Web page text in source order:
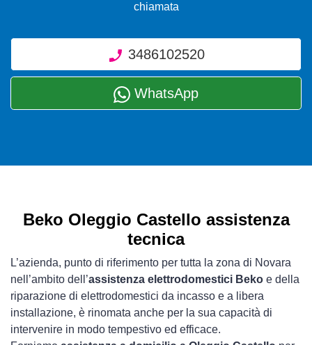
chiamata
3486102520
WhatsApp
Beko Oleggio Castello assistenza
tecnica
L’azienda, punto di riferimento per tutta la zona di Novara
nell’ambito dell’assistenza elettrodomestici Beko e della
riparazione di elettrodomestici da incasso e a libera
installazione, è rinomata anche per la sua capacità di
intervenire in modo tempestivo ed efficace.